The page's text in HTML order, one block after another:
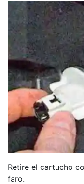
Retire el cartucho
faro.